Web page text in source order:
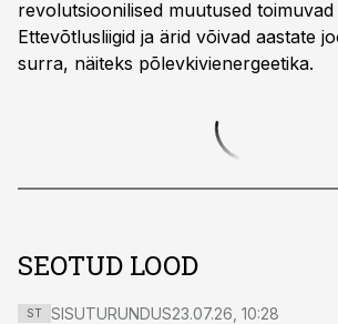
revolutsioonilised muutused toimuvad
Ettevõtlusliigid ja ärid võivad aastate
surra, näiteks põlevkivienergeetika.
SEOTUD LOOD
ST SISUTURUNDUS23.07.26, 10:28